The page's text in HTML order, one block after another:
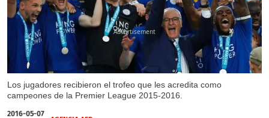
Los jugadores recibieron el trofeo que les acredita como
campeones de la Premier League 2015-2016.
X
X
2016-05-07